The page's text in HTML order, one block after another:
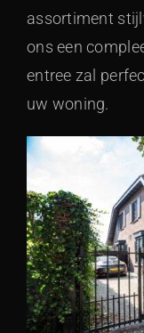
assortiment
ons een
entree zal
uw woning.